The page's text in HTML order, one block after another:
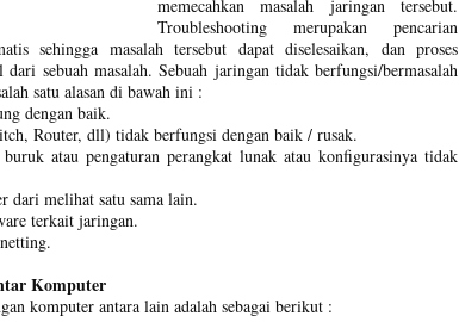
memecahkan masalah jaringan tersebut.
Troubleshooting merupakan pencarian
sehingga masalah tersebut dapat diselesaikan, dan proses
dari sebuah masalah. Sebuah jaringan tidak berfungsi/bermasalah
satu alasan di bawah ini :
dengan baik.
Router, dll) tidak berfungsi dengan baik / rusak.
atau pengaturan perangkat lunak atau konfigurasinya tidak
dari melihat satu sama lain.
terkait jaringan.
Komputer
komputer antara lain adalah sebagai berikut :